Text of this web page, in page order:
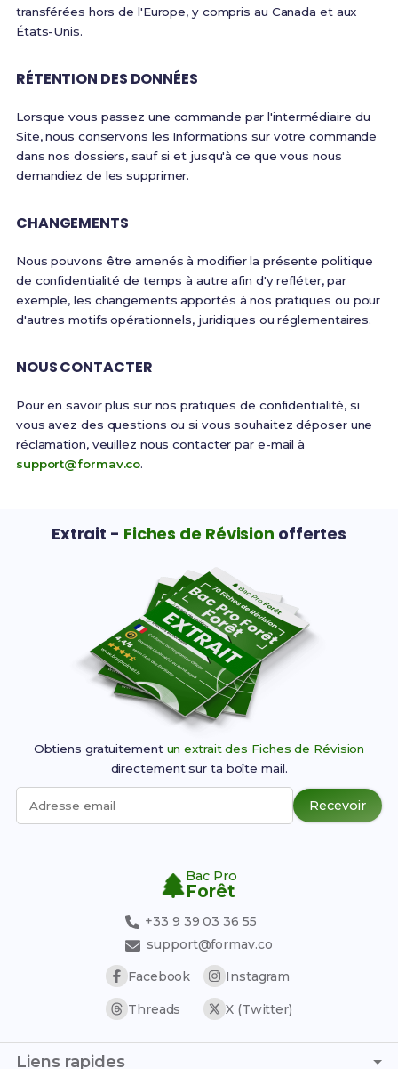
transférées hors de l'Europe, y compris au Canada et aux
États-Unis.
RÉTENTION DES DONNÉES
Lorsque vous passez une commande par l'intermédiaire du
Site, nous conservons les Informations sur votre commande
dans nos dossiers, sauf si et jusqu'à ce que vous nous
demandiez de les supprimer.
CHANGEMENTS
Nous pouvons être amenés à modifier la présente politique
de confidentialité de temps à autre afin d'y refléter, par
exemple, les changements apportés à nos pratiques ou pour
d'autres motifs opérationnels, juridiques ou réglementaires.
NOUS CONTACTER
Pour en savoir plus sur nos pratiques de confidentialité, si
vous avez des questions ou si vous souhaitez déposer une
réclamation, veuillez nous contacter par e-mail à
support@formav.co.
Extrait - Fiches de Révision offertes
Obtiens gratuitement un extrait des Fiches de Révision
directement sur ta boîte mail.
Adresse email Recevoir
Bac Pro
Forêt
+33 9 39 03 36 55
support@formav.co
Facebook
Instagram
Threads X (Twitter)
Liens rapides